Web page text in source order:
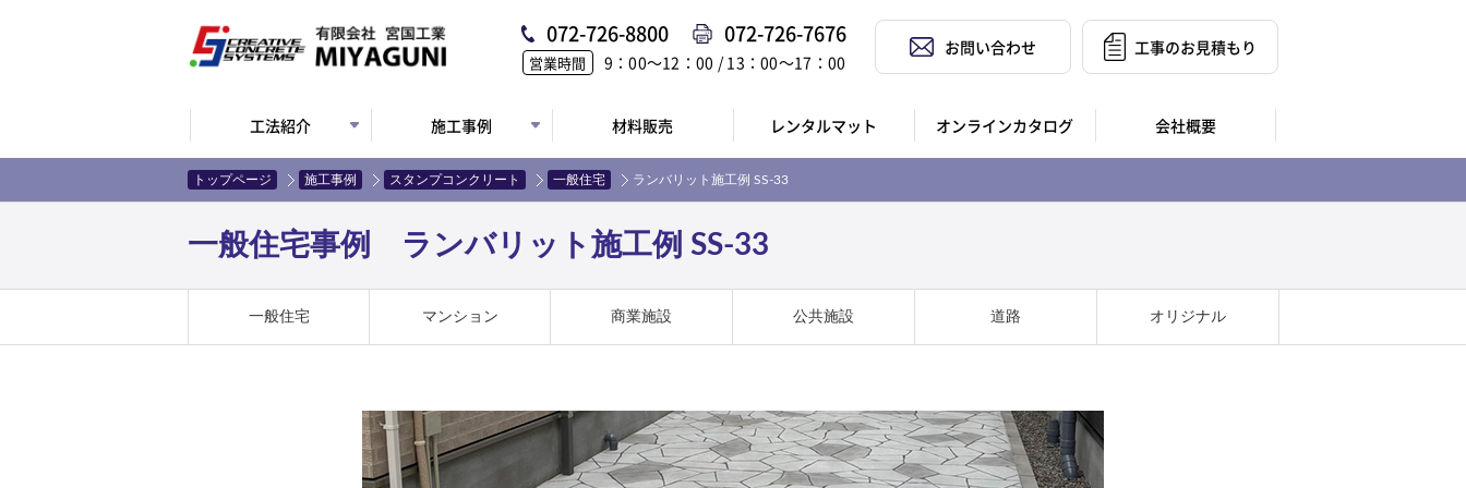
072-726-8800 072-726-7676
営業時間 9：00〜12：00 / 13：00〜17：00
お問い合わせ 工事のお見積もり
工法紹介 施工事例 材料販売 レンタルマット オンラインカタログ 会社概要
トップページ 施工事例 スタンプコンクリート 一般住宅 ランバリット施工例 SS-33
一般住宅事例 ランバリット施工例 SS-33
一般住宅 マンション 商業施設 公共施設 道路 オリジナル